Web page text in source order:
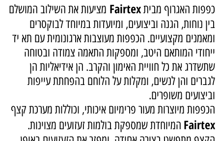
כפפות האגרוף מביתFairtex מציעות את השילוב המושלם
בין נוחות, הגנה וביצועים, ומיועדות במיוחד לבוקסרים
ומאמנים מקצועיים. הכפפות מעוצבות ארגונומית עם תא יד
ייחודי המותאם היטב, ומספקות התאמה צמודה ובטוחה
שתשדרג את כל חוויית האימון והקרב. הן אידיאליות הן
לגברים והן לנשים, ומקלות על הלוחם בהפחתת עייפות
וביצועים משופרים.
הכפפות מיוצרות מעור פרימיום איכותי, וכוללות מערכת קצף
Fairtex המיוחדת שמספקת בולמות זעזועים מצוינות.